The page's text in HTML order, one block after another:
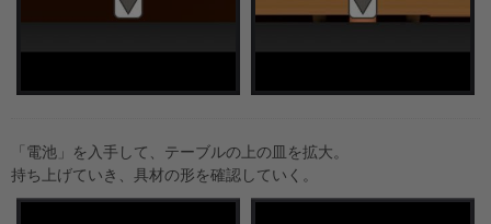
「電池」を入手して、テーブルの上の皿を拡大。
持ち上げていき、具材の形を確認していく。